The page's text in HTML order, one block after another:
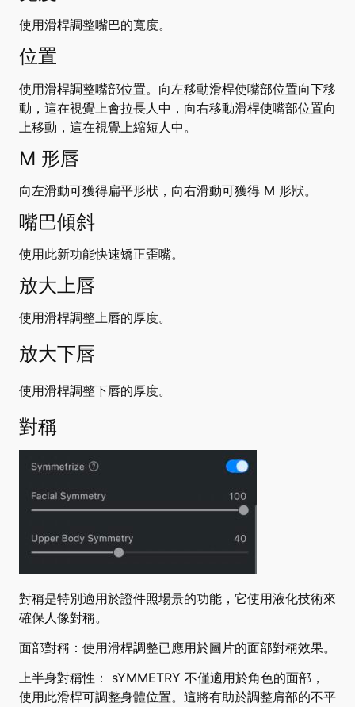
使用滑桿調整嘴巴的寬度。
位置
使用滑桿調整嘴部位置。向左移動滑桿使嘴部位置向下移
動，這在視覺上會拉長人中，向右移動滑桿使嘴部位置向
上移動，這在視覺上縮短人中。
M 形唇
向左滑動可獲得扁平形狀，向右滑動可獲得 M 形狀。
嘴巴傾斜
使用此新功能快速矯正歪嘴。
放大上唇
使用滑桿調整上唇的厚度。
放大下唇
使用滑桿調整下唇的厚度。
對稱
對稱是特別適用於證件照場景的功能，它使用液化技術來
確保人像對稱。
面部對稱：使用滑桿調整已應用於圖片的面部對稱效果。
上半身對稱性： sYMMETRY 不僅適用於角色的面部，
使用此滑桿可調整身體位置。這將有助於調整肩部的不平